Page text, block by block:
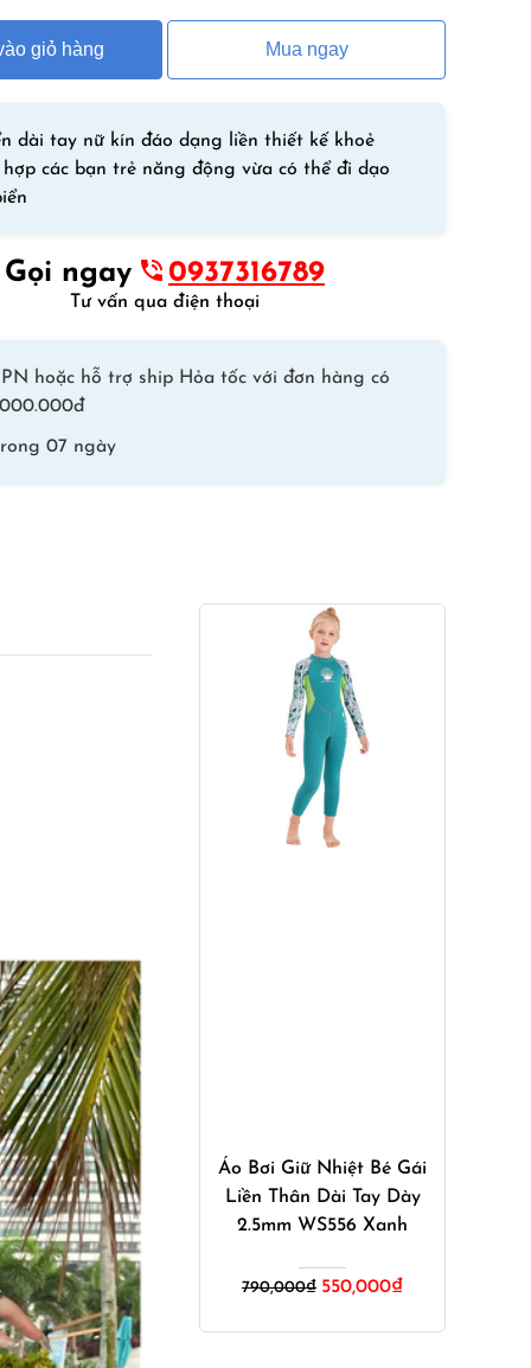
Liền
Dài
Tay
ILW
Hồng
Xám
Trợ
số
lượng
giỏ hàng Mua ngay
dài tay nữ kín đáo dạng liền thiết kế khoẻ
hợp các bạn trẻ năng động vừa có thể đi dạo
Gọi ngay 0937316789
Tư vấn qua điện thoại
hoặc hỗ trợ ship Hỏa tốc với đơn hàng có
07 ngày
Áo Bơi Giữ Nhiệt Bé Gái
Liền Thân Dài Tay Dày
2.5mm WS556 Xanh
790,000₫ Giá
là:
550,000₫Giá
tại